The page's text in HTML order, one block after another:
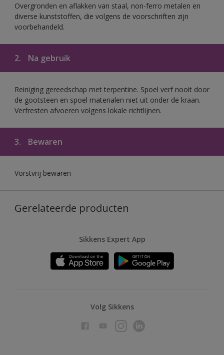
Overgronden en aflakken van staal, non-ferro metalen en
diverse kunststoffen, die volgens de voorschriften zijn
voorbehandeld.
2. Na gebruik
Reiniging gereedschap met terpentine. Spoel verf nooit door
de gootsteen en spoel materialen niet uit onder de kraan.
Verfresten afvoeren volgens lokale richtlijnen.
3. Bewaren
Vorstvrij bewaren
Gerelateerde producten
Sikkens Expert App
Volg Sikkens